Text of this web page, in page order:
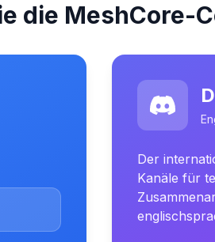
die MeshCore-
Der
Kanäle für